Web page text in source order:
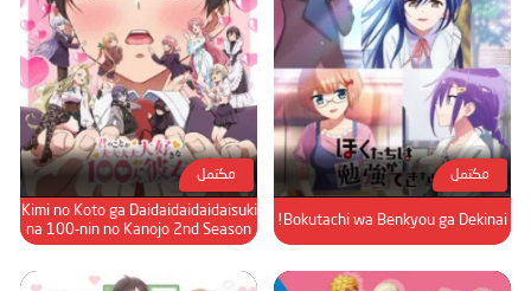
مكتمل
Bokutachi wa Benkyou ga Dekinai!
مكتمل
Kimi no Koto ga Daidaidaidaidaisuki
na 100-nin no Kanojo 2nd Season